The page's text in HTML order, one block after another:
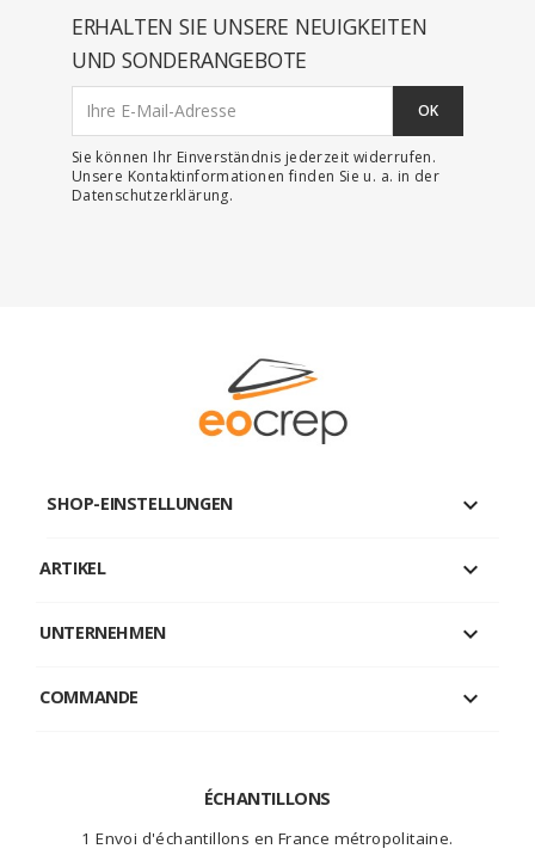
ERHALTEN SIE UNSERE NEUIGKEITEN
UND SONDERANGEBOTE
Sie können Ihr Einverständnis jederzeit widerrufen.
Unsere Kontaktinformationen finden Sie u. a. in der
Datenschutzerklärung.
SHOP-EINSTELLUNGEN keyboard_arrow_down
ARTIKEL 
UNTERNEHMEN 
COMMANDE 
ÉCHANTILLONS
1 Envoi d'échantillons en France métropolitaine.